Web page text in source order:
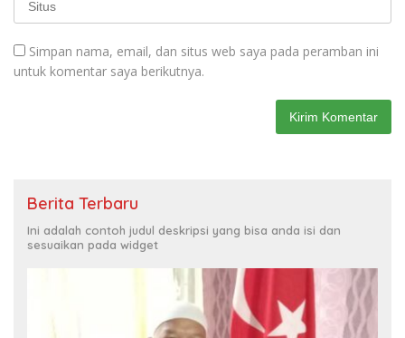
Simpan nama, email, dan situs web saya pada peramban ini
untuk komentar saya berikutnya.
Berita Terbaru
Ini adalah contoh judul deskripsi yang bisa anda isi dan
sesuaikan pada widget